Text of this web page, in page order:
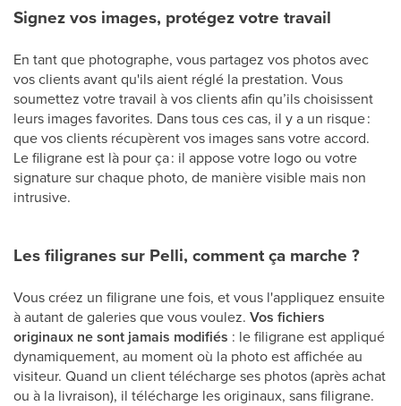
Signez vos images, protégez votre travail
En tant que photographe, vous partagez vos photos avec
vos clients avant qu'ils aient réglé la prestation. Vous
soumettez votre travail à vos clients afin qu’ils choisissent
leurs images favorites. Dans tous ces cas, il y a un risque :
que vos clients récupèrent vos images sans votre accord.
Le filigrane est là pour ça : il appose votre logo ou votre
signature sur chaque photo, de manière visible mais non
intrusive.
Les filigranes sur Pelli, comment ça marche ?
Vous créez un filigrane une fois, et vous l'appliquez ensuite
à autant de galeries que vous voulez. Vos fichiers
originaux ne sont jamais modifiés : le filigrane est appliqué
dynamiquement, au moment où la photo est affichée au
visiteur. Quand un client télécharge ses photos (après achat
ou à la livraison), il télécharge les originaux, sans filigrane.